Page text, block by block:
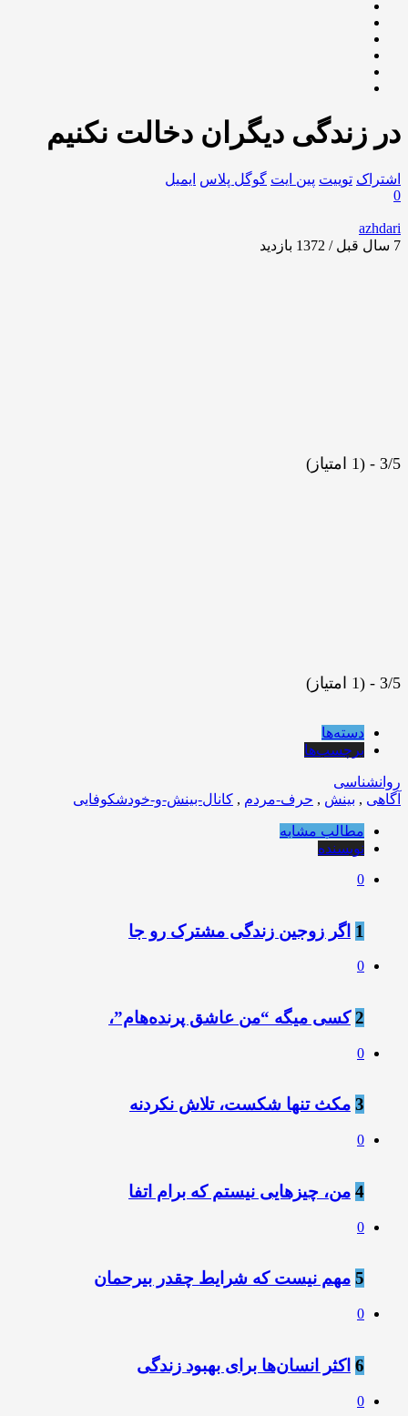
در زندگی دیگران دخالت نکنیم
اشتراک توییت پین ایت گوگل‌ پلاس ایمیل
0
azhdari
7 سال قبل / 1372
بازدید
3/5 - (1 امتیاز)
3/5 - (1 امتیاز)
دسته‌ها
برچسب‌ها
روانشناسی
آگاهی , بینش , حرف-مردم , کانال-بینش-و-خودشکوفایی
مطالب مشابه
نویسنده
0
1 ️اگر زوجین زندگی مشترک رو جا
0
2 کسی میگه “من عاشق پرنده‌هام”،
0
3 مکث تنها شکست، تلاش نکردنه
0
4 من، چیزهایی نیستم که برام اتفا
0
5 مهم نیست که شرایط چقدر بیرحمان
0
6 اکثر انسان‌ها برای بهبود زندگی
0